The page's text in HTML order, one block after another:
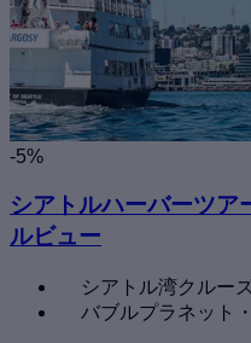
-5%
シアトルハーバーツア
ルビュー
シアトル湾クルー
バブルプラネット